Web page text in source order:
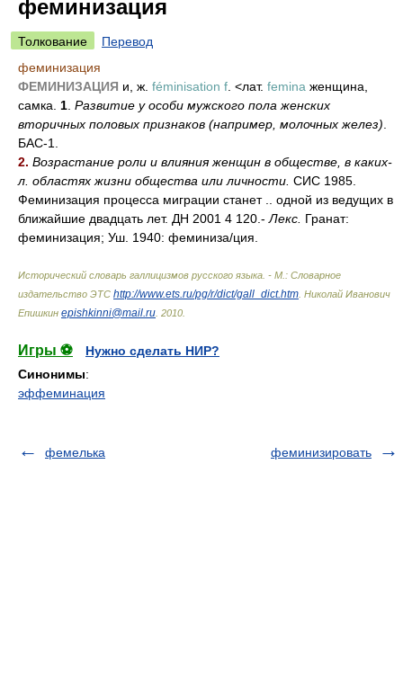
феминизация
Толкование
Перевод
феминизация
ФЕМИНИЗАЦИЯ и, ж. féminisation f . <лат. femina женщина,
самка. 1 Развитие у особи мужского пола женских
вторичных половых признаков (например, молочных желез)
БАС-1.
2. Возрастание роли и влияния женщин в обществе, в каких-
л. областях жизни общества или личности. СИС 1985.
Феминизация процесса миграции станет .. одной из ведущих в
ближайшие двадцать лет. ДН 2001 4 120.- Лекс. Гранат:
феминизация; Уш. 1940: феминиза/ция.
Исторический словарь галлицизмов русского языка. - М.: Словарное
издательство ЭТС http://www.ets.ru/pg/r/dict/gall_dict.htm Николай Иванович
Епишкин epishkinni@mail.ru 2010
Игры ⚽
Нужно сделать НИР?
Синонимы:
эффеминация
фемелька феминизировать